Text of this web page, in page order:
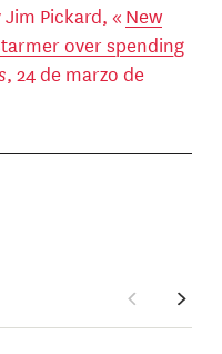
Pickard, « New
over spending
, 24 de marzo de